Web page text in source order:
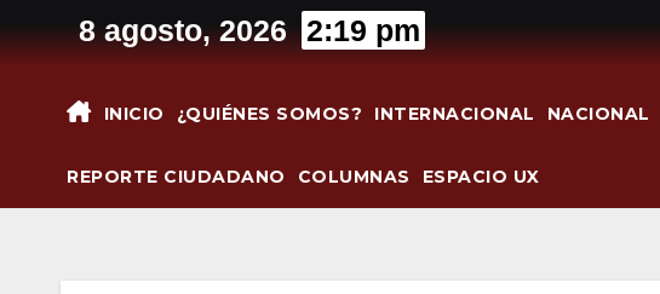
al
8 agosto, 2026 2:19 pm
INICIO ¿QUIÉNES SOMOS? INTERNACIONAL NACIONAL
REPORTE CIUDADANO COLUMNAS ESPACIO UX